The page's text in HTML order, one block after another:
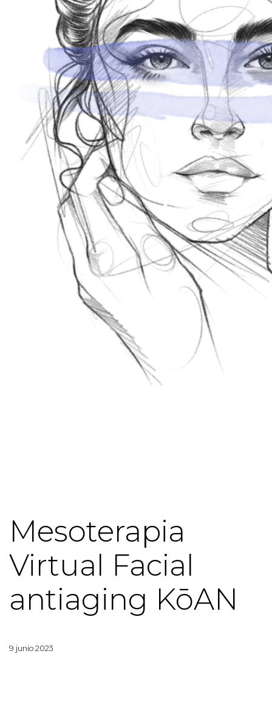
Mesoterapia
Virtual Facial
antiaging KōAN
9 junio 2023